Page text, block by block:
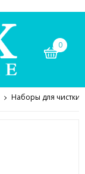
0
Наборы для